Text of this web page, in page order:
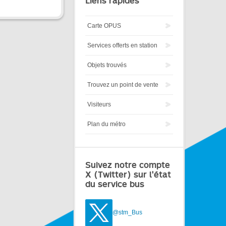
Carte OPUS
Services offerts en station
Objets trouvés
Trouvez un point de vente
Visiteurs
Plan du métro
Suivez notre compte
X (Twitter) sur l'état
du service bus
@stm_Bus